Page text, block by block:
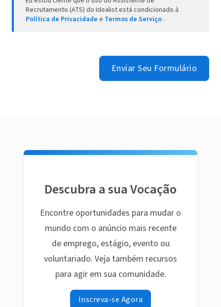
Recrutamento (ATS) do Idealist está condicionado à
Política de Privacidade e Termos de Serviço .
Enviar Seu Formulário
Descubra a sua Vocação
Encontre oportunidades para mudar o
mundo com o anúncio mais recente
de emprego, estágio, evento ou
voluntariado. Veja também recursos
para agir em sua comunidade.
Inscreva-se Agora